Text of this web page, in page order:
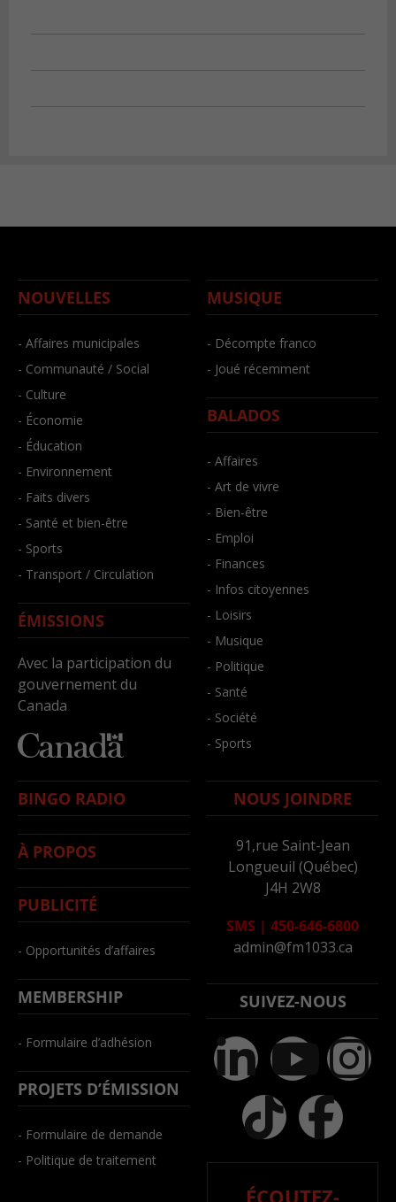
NOUVELLES
- Affaires municipales
- Communauté / Social
- Culture
- Économie
- Éducation
- Environnement
- Faits divers
- Santé et bien-être
- Sports
- Transport / Circulation
ÉMISSIONS
Avec la participation du
gouvernement du
Canada
MUSIQUE
- Décompte franco
- Joué récemment
BALADOS
- Affaires
- Art de vivre
- Bien-être
- Emploi
- Finances
- Infos citoyennes
- Loisirs
- Musique
- Politique
- Santé
- Société
- Sports
BINGO RADIO
À PROPOS
PUBLICITÉ
- Opportunités d’affaires
MEMBERSHIP
- Formulaire d’adhésion
PROJETS D’ÉMISSION
- Formulaire de demande
- Politique de traitement
NOUS JOINDRE
91,rue Saint-Jean
Longueuil (Québec)
J4H 2W8
SMS | 450-646-6800
admin@fm1033.ca
SUIVEZ-NOUS